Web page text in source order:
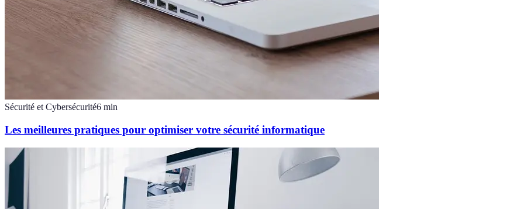
Sécurité et Cybersécurité6 min
Les meilleures pratiques pour optimiser votre sécurité informatique